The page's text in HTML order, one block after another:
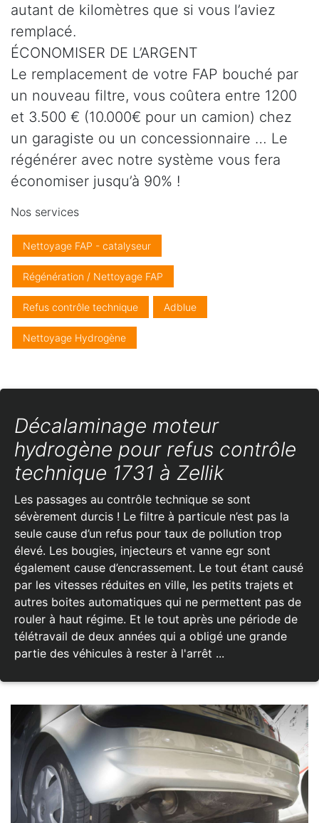
autant de kilomètres que si vous l’aviez
remplacé.
ÉCONOMISER DE L’ARGENT
Le remplacement de votre FAP bouché par
un nouveau filtre, vous coûtera entre 1200
et 3.500 € (10.000€ pour un camion) chez
un garagiste ou un concessionnaire … Le
régénérer avec notre système vous fera
économiser jusqu’à 90% !
Nos services
Nettoyage FAP - catalyseur
Régénération / Nettoyage FAP
Refus contrôle technique Adblue
Nettoyage Hydrogène
Décalaminage moteur
hydrogène pour refus contrôle
technique 1731 à Zellik
Les passages au contrôle technique se sont
sévèrement durcis ! Le filtre à particule n’est pas la
seule cause d’un refus pour taux de pollution trop
élevé. Les bougies, injecteurs et vanne egr sont
également cause d’encrassement. Le tout étant causé
par les vitesses réduites en ville, les petits trajets et
autres boites automatiques qui ne permettent pas de
rouler à haut régime. Et le tout après une période de
télétravail de deux années qui a obligé une grande
partie des véhicules à rester à l'arrêt ...